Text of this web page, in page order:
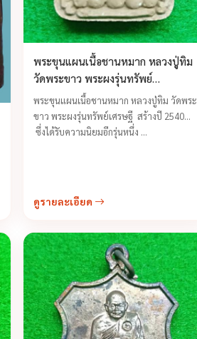
พระขุนแผนเนื้อชานหมาก หลวงปู่ทิม
วัดพระขาว พระผงรุ่นทรัพย์
เศรษฐี สร้างปี 2540
พระขุนแผนเนื้อชานหมาก หลวงปู่ทิม วัดพระ
ขาว พระผงรุ่นทรัพย์เศรษฐี สร้างปี 2540
ซึ่งได้รับความนิยมอีกรุ่นหนึ่ง ...
ดูรายละเอียด